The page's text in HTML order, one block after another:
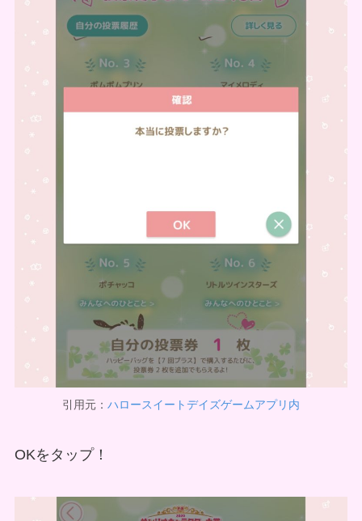
引用元： ハロースイートデイズゲームアプリ内
OKをタップ！